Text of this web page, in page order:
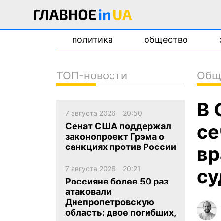
политика общество
В
ТОП-новости
7 августа 2026 20:50
Сенат США поддержал
законопроект Грэма о
санкциях против России
7 августа 2026 20:21
Россияне более 50 раз
атаковали
Днепропетровскую
область: двое погибших,